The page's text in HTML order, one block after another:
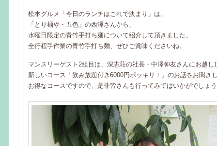
松本グルメ「今日のランチはこれで決まり」は、
「とり麺や・五色」の西澤さんから、
水曜日限定の青竹手打ち麺について紹介して頂きました。
全行程手作業の青竹手打ち麺、ぜひご賞味くださいね。
マンスリーゲスト2組目は、深志荘の社長・中澤伸友さんにお越し
新しいコース「飲み放題付き6000円ポッキリ！」のお話をお聞き
お得なコースですので、是非皆さんも行ってみてはいかがでしょ